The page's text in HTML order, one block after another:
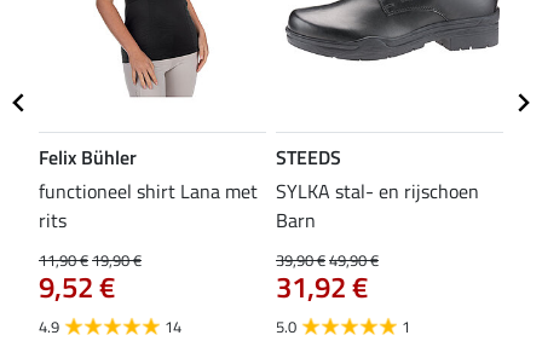
Felix Bühler
functioneel shirt Lana met
rits
11,90 €19,90 €
9,52 €
4.9 14
STEEDS
SYLKA stal- en rijschoen
Barn
39,90 €49,90 €
31,92 €
5.0 1